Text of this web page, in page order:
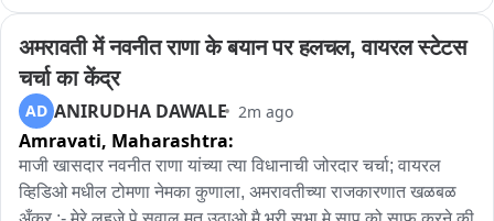
हटवावा,अशी मागणी ग्रामस्थांनी केली आहे.
अमरावती में नवनीत राणा के बयान पर हलचल, वायरल स्टेटस
चर्चा का केंद्र
AD ANIRUDHA DAWALE 2m ago
Amravati, Maharashtra:
माजी खासदार नवनीत राणा यांच्या त्या विधानाची जोरदार चर्चा; वायरल
व्हिडिओ मधील टोमणा नेमका कुणाला, अमरावतीच्या राजकारणात खळबळ